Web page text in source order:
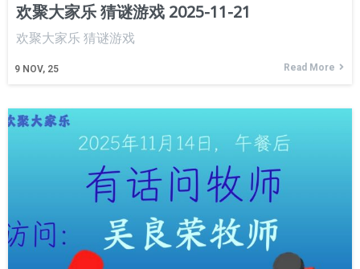
欢聚大家乐 猜谜游戏 2025-11-21
9 NOV, 25
欢聚大家乐 猜谜游戏
Read More